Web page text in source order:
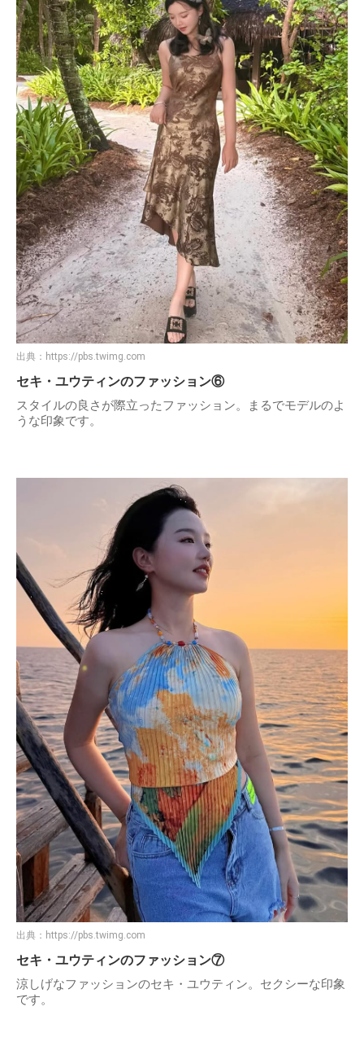
出典： https://pbs.twimg.com
セキ・ユウティンのファッション⑥
スタイルの良さが際立ったファッション。まるでモデルのよ
うな印象です。
出典： https://pbs.twimg.com
セキ・ユウティンのファッション⑦
涼しげなファッションのセキ・ユウティン。セクシーな印象
です。